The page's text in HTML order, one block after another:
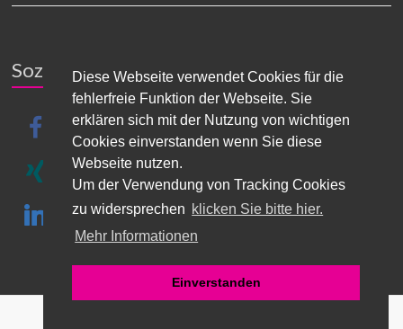
Diese Webseite verwendet Cookies für die
fehlerfreie Funktion der Webseite. Sie
erklären sich mit der Nutzung von wichtigen
Cookies einverstanden wenn Sie diese
Webseite nutzen.
Um der Verwendung von Tracking Cookies
zu widersprechen klicken Sie bitte hier.
Mehr Informationen
Einverstanden
Soziale Medien
facebook
linkedin